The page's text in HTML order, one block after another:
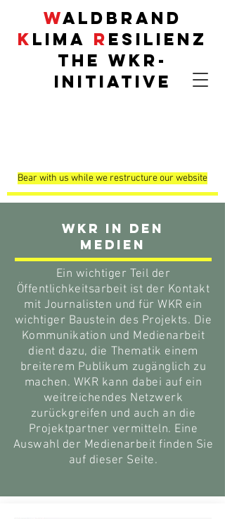
Waldbrand
K lima R esilienz
THE WKR -
INITIATIVE
Bear with us while we restructure our website
WKR in den
Medien
Ein wichtiger Teil der
Öffentlichkeitsarbeit ist der Kontakt
mit Journalisten und für WKR ein
wichtiger Baustein des Projekts. Die
Kommunikation und Medienarbeit
dient dazu, die Thematik einem
breiterem Publikum zugänglich zu
machen. WKR kann dabei auf ein
weitreichendes Netzwerk
zurückgreifen und auch an die
Projektpartner vermitteln. Eine
Auswahl der Medienarbeit finden Sie
auf dieser Seite.